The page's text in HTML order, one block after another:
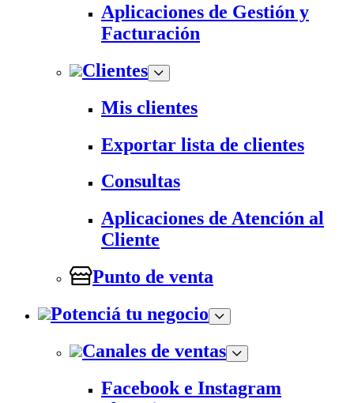
Aplicaciones de Gestión y
Facturación
Clientes
Mis clientes
Exportar lista de clientes
Consultas
Aplicaciones de Atención al
Cliente
Punto de venta
Potenciá tu negocio
Canales de ventas
Facebook e Instagram